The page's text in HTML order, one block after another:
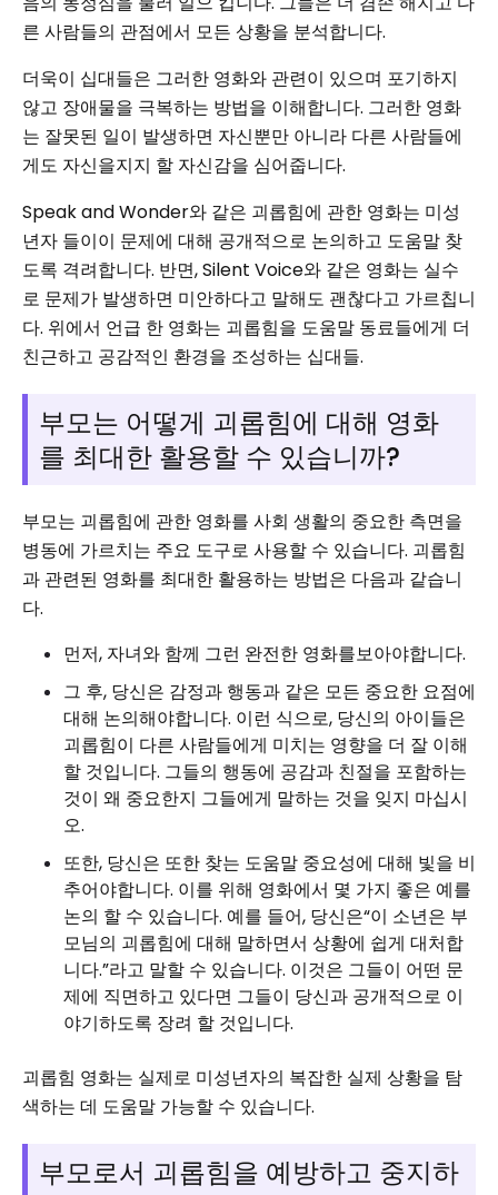
른 사람들의 관점에서 모든 상황을 분석합니다.
더욱이 십대들은 그러한 영화와 관련이 있으며 포기하지
않고 장애물을 극복하는 방법을 이해합니다. 그러한 영화
는 잘못된 일이 발생하면 자신뿐만 아니라 다른 사람들에
게도 자신을지지 할 자신감을 심어줍니다.
Speak and Wonder와 같은 괴롭힘에 관한 영화는 미성
년자 들이이 문제에 대해 공개적으로 논의하고 도움말 찾
도록 격려합니다. 반면, Silent Voice와 같은 영화는 실수
로 문제가 발생하면 미안하다고 말해도 괜찮다고 가르칩니
다. 위에서 언급 한 영화는 괴롭힘을 도움말 동료들에게 더
친근하고 공감적인 환경을 조성하는 십대들.
부모는 어떻게 괴롭힘에 대해 영화
를 최대한 활용할 수 있습니까?
부모는 괴롭힘에 관한 영화를 사회 생활의 중요한 측면을
병동에 가르치는 주요 도구로 사용할 수 있습니다. 괴롭힘
과 관련된 영화를 최대한 활용하는 방법은 다음과 같습니
다.
먼저, 자녀와 함께 그런 완전한 영화를보아야합니다.
그 후, 당신은 감정과 행동과 같은 모든 중요한 요점에
대해 논의해야합니다. 이런 식으로, 당신의 아이들은
괴롭힘이 다른 사람들에게 미치는 영향을 더 잘 이해
할 것입니다. 그들의 행동에 공감과 친절을 포함하는
것이 왜 중요한지 그들에게 말하는 것을 잊지 마십시
오.
또한, 당신은 또한 찾는 도움말 중요성에 대해 빛을 비
추어야합니다. 이를 위해 영화에서 몇 가지 좋은 예를
논의 할 수 있습니다. 예를 들어, 당신은“이 소년은 부
모님의 괴롭힘에 대해 말하면서 상황에 쉽게 대처합
니다.”라고 말할 수 있습니다. 이것은 그들이 어떤 문
제에 직면하고 있다면 그들이 당신과 공개적으로 이
야기하도록 장려 할 것입니다.
괴롭힘 영화는 실제로 미성년자의 복잡한 실제 상황을 탐
색하는 데 도움말 가능할 수 있습니다.
부모로서 괴롭힘을 예방하고 중지하